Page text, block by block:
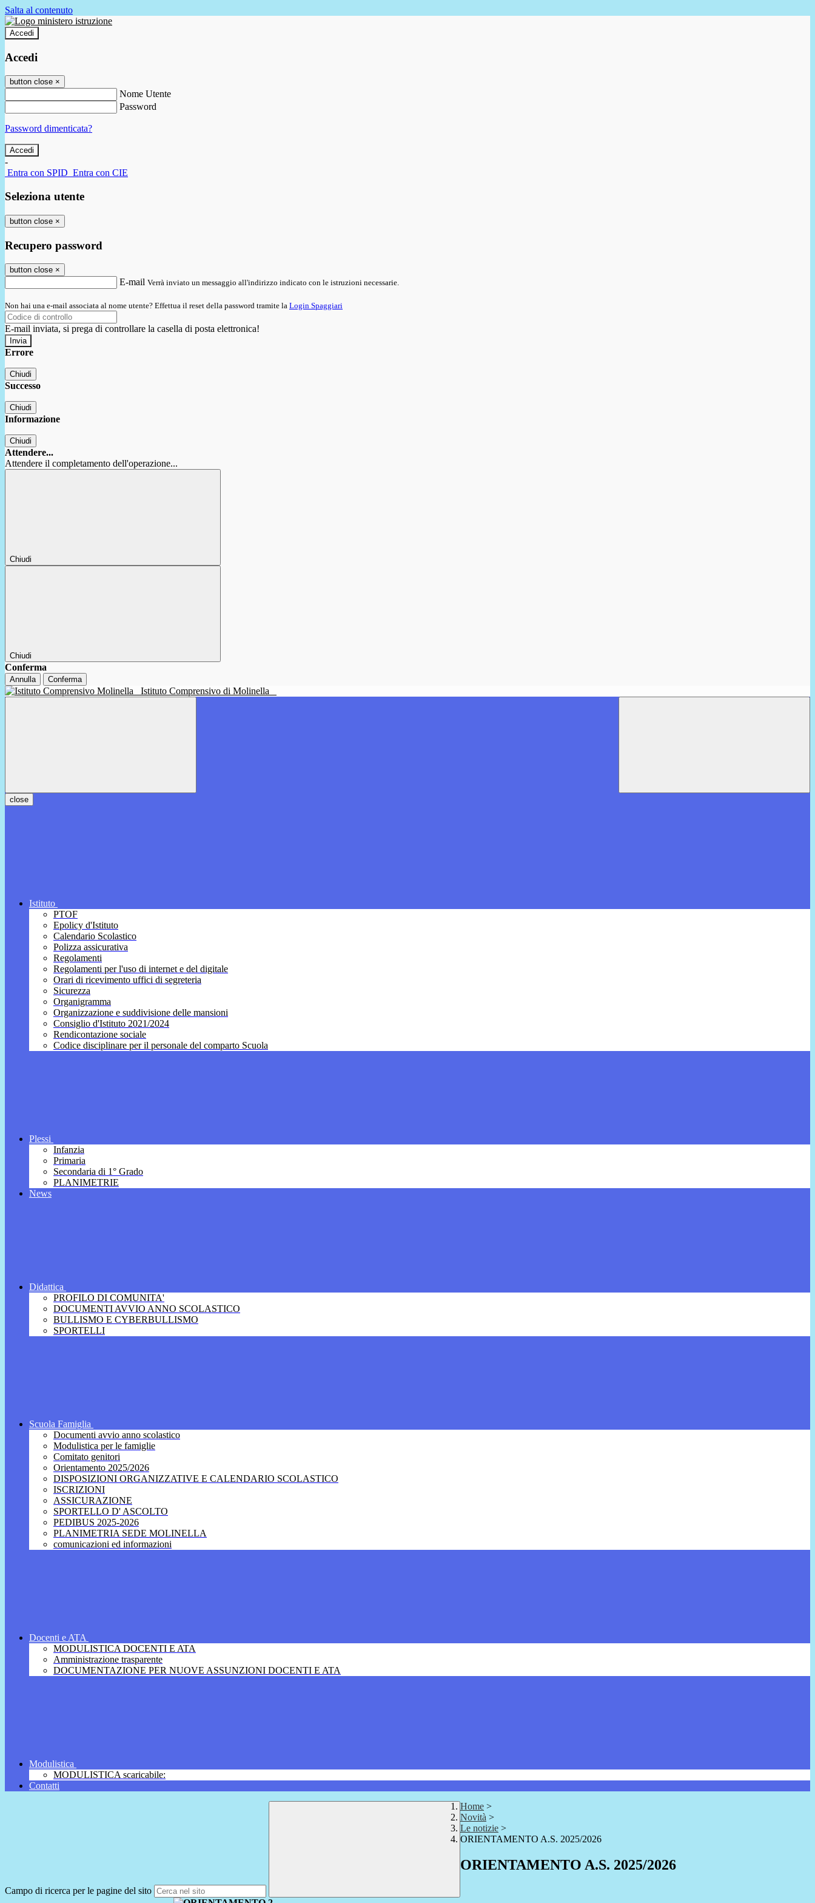
Salta al contenuto
Accedi
Accedi
button close ×
Nome Utente
Password
Password dimenticata?
-
Entra con SPID Entra con CIE
Seleziona utente
button close ×
Recupero password
button close ×
E-mail Verrà inviato un messaggio all'indirizzo indicato con le istruzioni necessarie.
Non hai una e-mail associata al nome utente? Effettua il reset della password tramite la Login Spaggiari
E-mail inviata, si prega di controllare la casella di posta elettronica!
Errore
Chiudi
Successo
Chiudi
Informazione
Chiudi
Attendere...
Attendere il completamento dell'operazione...
Chiudi
Chiudi
Conferma
Annulla Conferma
Istituto Comprensivo di Molinella
close
Istituto
PTOF
Epolicy d'Istituto
Calendario Scolastico
Polizza assicurativa
Regolamenti
Regolamenti per l'uso di internet e del digitale
Orari di ricevimento uffici di segreteria
Sicurezza
Organigramma
Organizzazione e suddivisione delle mansioni
Consiglio d'Istituto 2021/2024
Rendicontazione sociale
Codice disciplinare per il personale del comparto Scuola
Plessi
Infanzia
Primaria
Secondaria di 1° Grado
PLANIMETRIE
News
Didattica
PROFILO DI COMUNITA'
DOCUMENTI AVVIO ANNO SCOLASTICO
BULLISMO E CYBERBULLISMO
SPORTELLI
Scuola Famiglia
Documenti avvio anno scolastico
Modulistica per le famiglie
Comitato genitori
Orientamento 2025/2026
DISPOSIZIONI ORGANIZZATIVE E CALENDARIO SCOLASTICO
ISCRIZIONI
ASSICURAZIONE
SPORTELLO D' ASCOLTO
PEDIBUS 2025-2026
PLANIMETRIA SEDE MOLINELLA
comunicazioni ed informazioni
Docenti e ATA
MODULISTICA DOCENTI E ATA
Amministrazione trasparente
DOCUMENTAZIONE PER NUOVE ASSUNZIONI DOCENTI E ATA
Modulistica
MODULISTICA scaricabile:
Contatti
Campo di ricerca per le pagine del sito
Home >
Novità >
Le notizie >
ORIENTAMENTO A.S. 2025/2026
ORIENTAMENTO A.S. 2025/2026